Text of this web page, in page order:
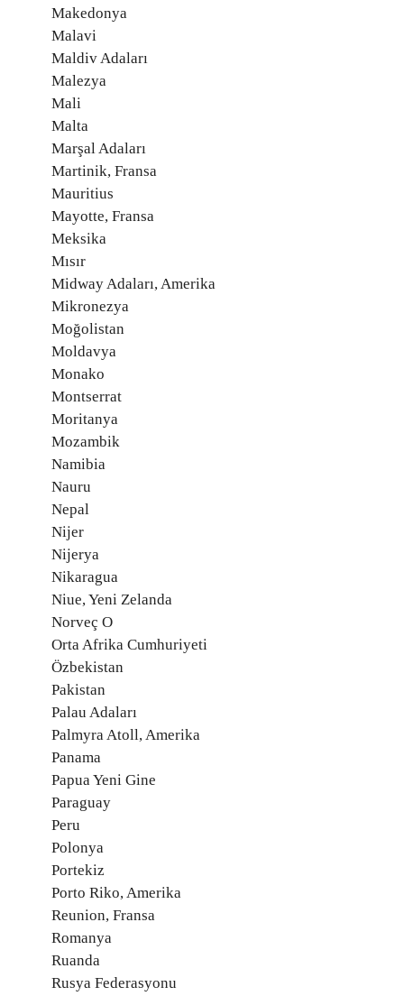
Makedonya
Malavi
Maldiv Adaları
Malezya
Mali
Malta
Marşal Adaları
Martinik, Fransa
Mauritius
Mayotte, Fransa
Meksika
Mısır
Midway Adaları, Amerika
Mikronezya
Moğolistan
Moldavya
Monako
Montserrat
Moritanya
Mozambik
Namibia
Nauru
Nepal
Nijer
Nijerya
Nikaragua
Niue, Yeni Zelanda
Norveç O
Orta Afrika Cumhuriyeti
Özbekistan
Pakistan
Palau Adaları
Palmyra Atoll, Amerika
Panama
Papua Yeni Gine
Paraguay
Peru
Polonya
Portekiz
Porto Riko, Amerika
Reunion, Fransa
Romanya
Ruanda
Rusya Federasyonu